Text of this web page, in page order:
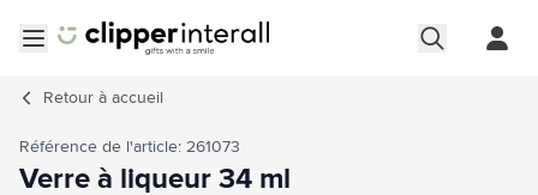
Retour à accueil
Référence de l'article: 261073
Verre à liqueur 34 ml